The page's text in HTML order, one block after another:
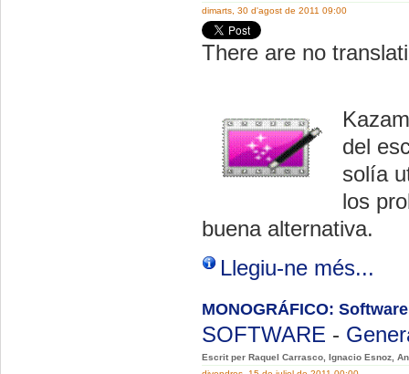
dimarts, 30 d'agost de 2011 09:00
There are no
del
solía
los
buena alternativa.
Llegiu-ne més...
MONOGRÁFICO:
SOFTWARE -
Escrit per Raquel Carrasco, Ignacio Esnoz,